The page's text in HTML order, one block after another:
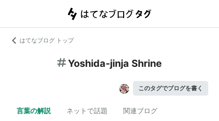
はてなブログ トップ
Yoshida-jinja Shrine
このタグでブログを書く
言葉の解説 ネットで話題 関連ブログ